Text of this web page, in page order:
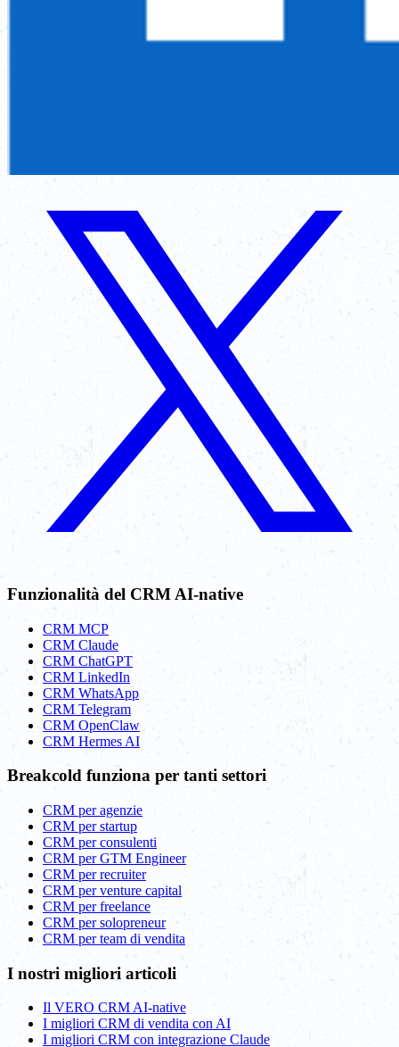
Funzionalità del CRM AI-native
CRM MCP
CRM Claude
CRM ChatGPT
CRM LinkedIn
CRM WhatsApp
CRM Telegram
CRM OpenClaw
CRM Hermes AI
Breakcold funziona per tanti settori
CRM per agenzie
CRM per startup
CRM per consulenti
CRM per GTM Engineer
CRM per recruiter
CRM per venture capital
CRM per freelance
CRM per solopreneur
CRM per team di vendita
I nostri migliori articoli
Il VERO CRM AI-native
I migliori CRM di vendita con AI
I migliori CRM con integrazione Claude